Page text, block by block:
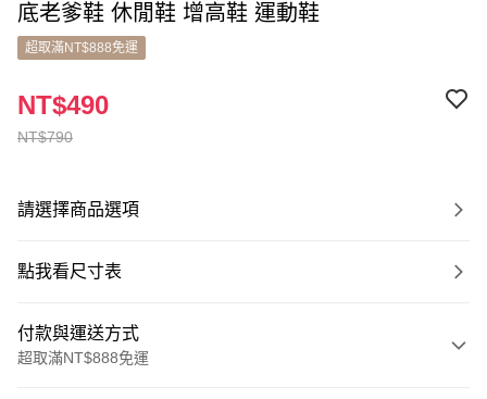
底老爹鞋 休閒鞋 增高鞋 運動鞋
超取滿NT$888免運
NT$790
NT$490
請選擇商品選項
點我看尺寸表
付款與運送方式
超取滿NT$888免運